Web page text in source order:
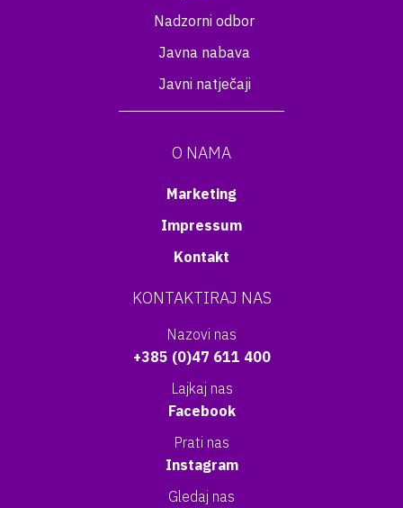
Nadzorni odbor
Javna nabava
Javni natječaji
O NAMA
Marketing
Impressum
Kontakt
KONTAKTIRAJ NAS
Nazovi nas
+385 (0)47 611 400
Lajkaj nas
Facebook
Prati nas
Instagram
Gledaj nas